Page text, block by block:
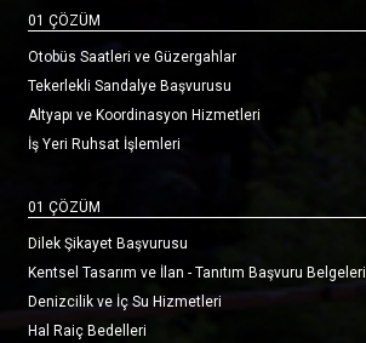
01 ÇÖZÜM
Otobüs Saatleri ve Güzergahlar
Tekerlekli Sandalye Başvurusu
Altyapı ve Koordinasyon Hizmetleri
İş Yeri Ruhsat İşlemleri
01 ÇÖZÜM
Dilek Şikayet Başvurusu
Kentsel Tasarım ve İlan - Tanıtım Başvuru Belgeleri
Denizcilik ve İç Su Hizmetleri
Hal Raiç Bedelleri